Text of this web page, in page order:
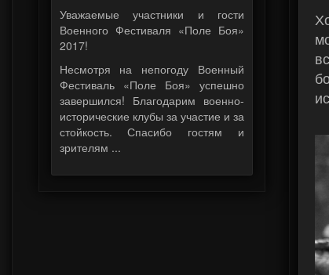
Уважаемые участники и гости
Военного Фестиваля «Поле Боя»
2017!
Несмотря на непогоду Военный
Фестиваль «Поле Боя» успешно
завершился! Благодарим военно-
исторические клубы за участие и за
стойкость. Спасибо гостям и
зрителям ...